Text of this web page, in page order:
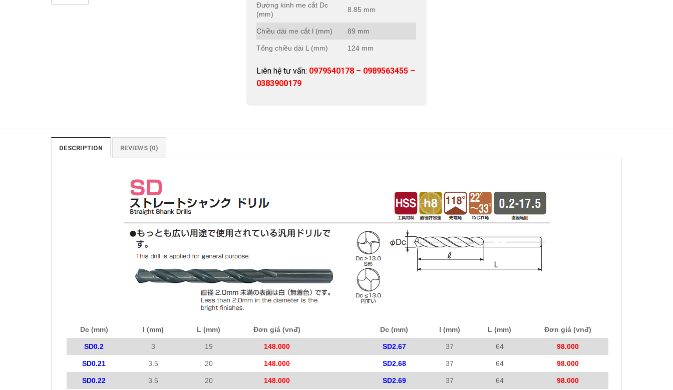
Đường kính me cắt Dc
(mm)
8.85 mm
Chiều dài me cắt l (mm) 89 mm
Tổng chiều dài L (mm) 124 mm
Liên hệ tư vấn: 0979540178 – 0989563455 –
0383900179
DESCRIPTION REVIEWS (0)
Dc (mm) l (mm) L (mm) Đơn giá (vnđ) Dc (mm) l (mm) L (mm) Đơn giá (vnđ)
SD0.2 3 19 148.000 SD2.67 37 64 98.000
SD0.21 3.5 20 148.000 SD2.68 37 64 98.000
SD0.22 3.5 20 148.000 SD2.69 37 64 98.000